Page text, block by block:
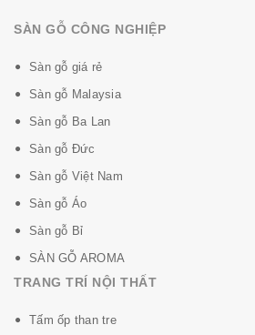
SÀN GỖ CÔNG NGHIỆP
Sàn gỗ giá rẻ
Sàn gỗ Malaysia
Sàn gỗ Ba Lan
Sàn gỗ Đức
Sàn gỗ Việt Nam
Sàn gỗ Áo
Sàn gỗ Bỉ
SÀN GỖ AROMA
TRANG TRÍ NỘI THẤT
Tấm ốp than tre